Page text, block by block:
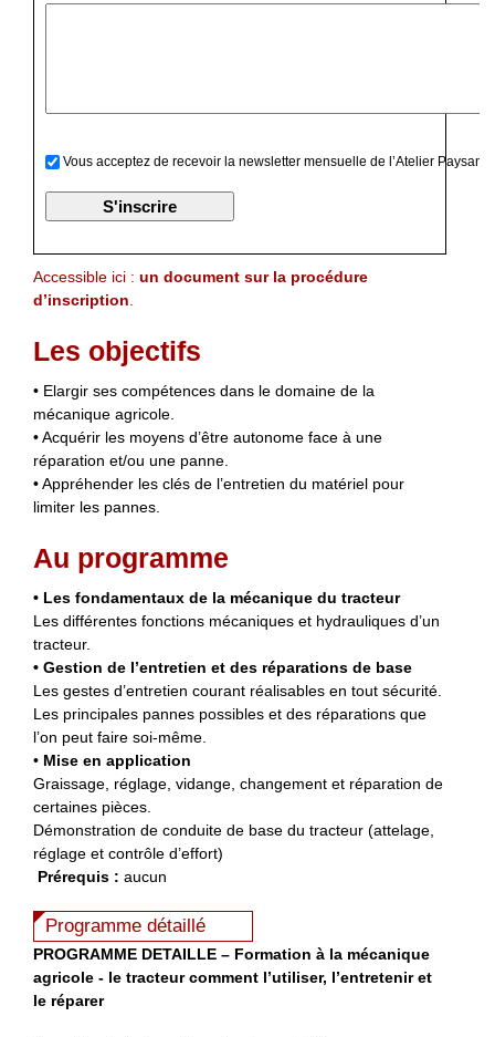
Vous acceptez de recevoir la newsletter mensuelle de l’Atelier Paysan
Accessible ici : un document sur la procédure
d’inscription.
Les objectifs
• Elargir ses compétences dans le domaine de la
mécanique agricole.
• Acquérir les moyens d’être autonome face à une
réparation et/ou une panne.
• Appréhender les clés de l’entretien du matériel pour
limiter les pannes.
Au programme
• Les fondamentaux de la mécanique du tracteur
Les différentes fonctions mécaniques et hydrauliques d’un
tracteur.
• Gestion de l’entretien et des réparations de base
Les gestes d’entretien courant réalisables en tout sécurité.
Les principales pannes possibles et des réparations que
l’on peut faire soi-même.
• Mise en application
Graissage, réglage, vidange, changement et réparation de
certaines pièces.
Démonstration de conduite de base du tracteur (attelage,
réglage et contrôle d’effort)
Prérequis : aucun
Programme détaillé
PROGRAMME DETAILLE – Formation à la mécanique
agricole - le tracteur comment l’utiliser, l’entretenir et
le réparer